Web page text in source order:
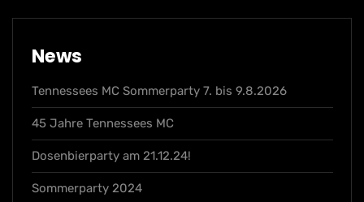
News
Tennessees MC Sommerparty 7. bis 9.8.2026
45 Jahre Tennessees MC
Dosenbierparty am 21.12.24!
Sommerparty 2024